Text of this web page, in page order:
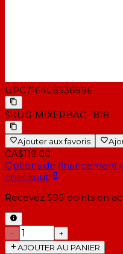
UPC716408536996
SKUG-MIXERBAG-1818
Ajouter aux favoris
CA$119.00
Options de financement
checkout
Recevez 595 points en
−
+
AJOUTER AU PANIER